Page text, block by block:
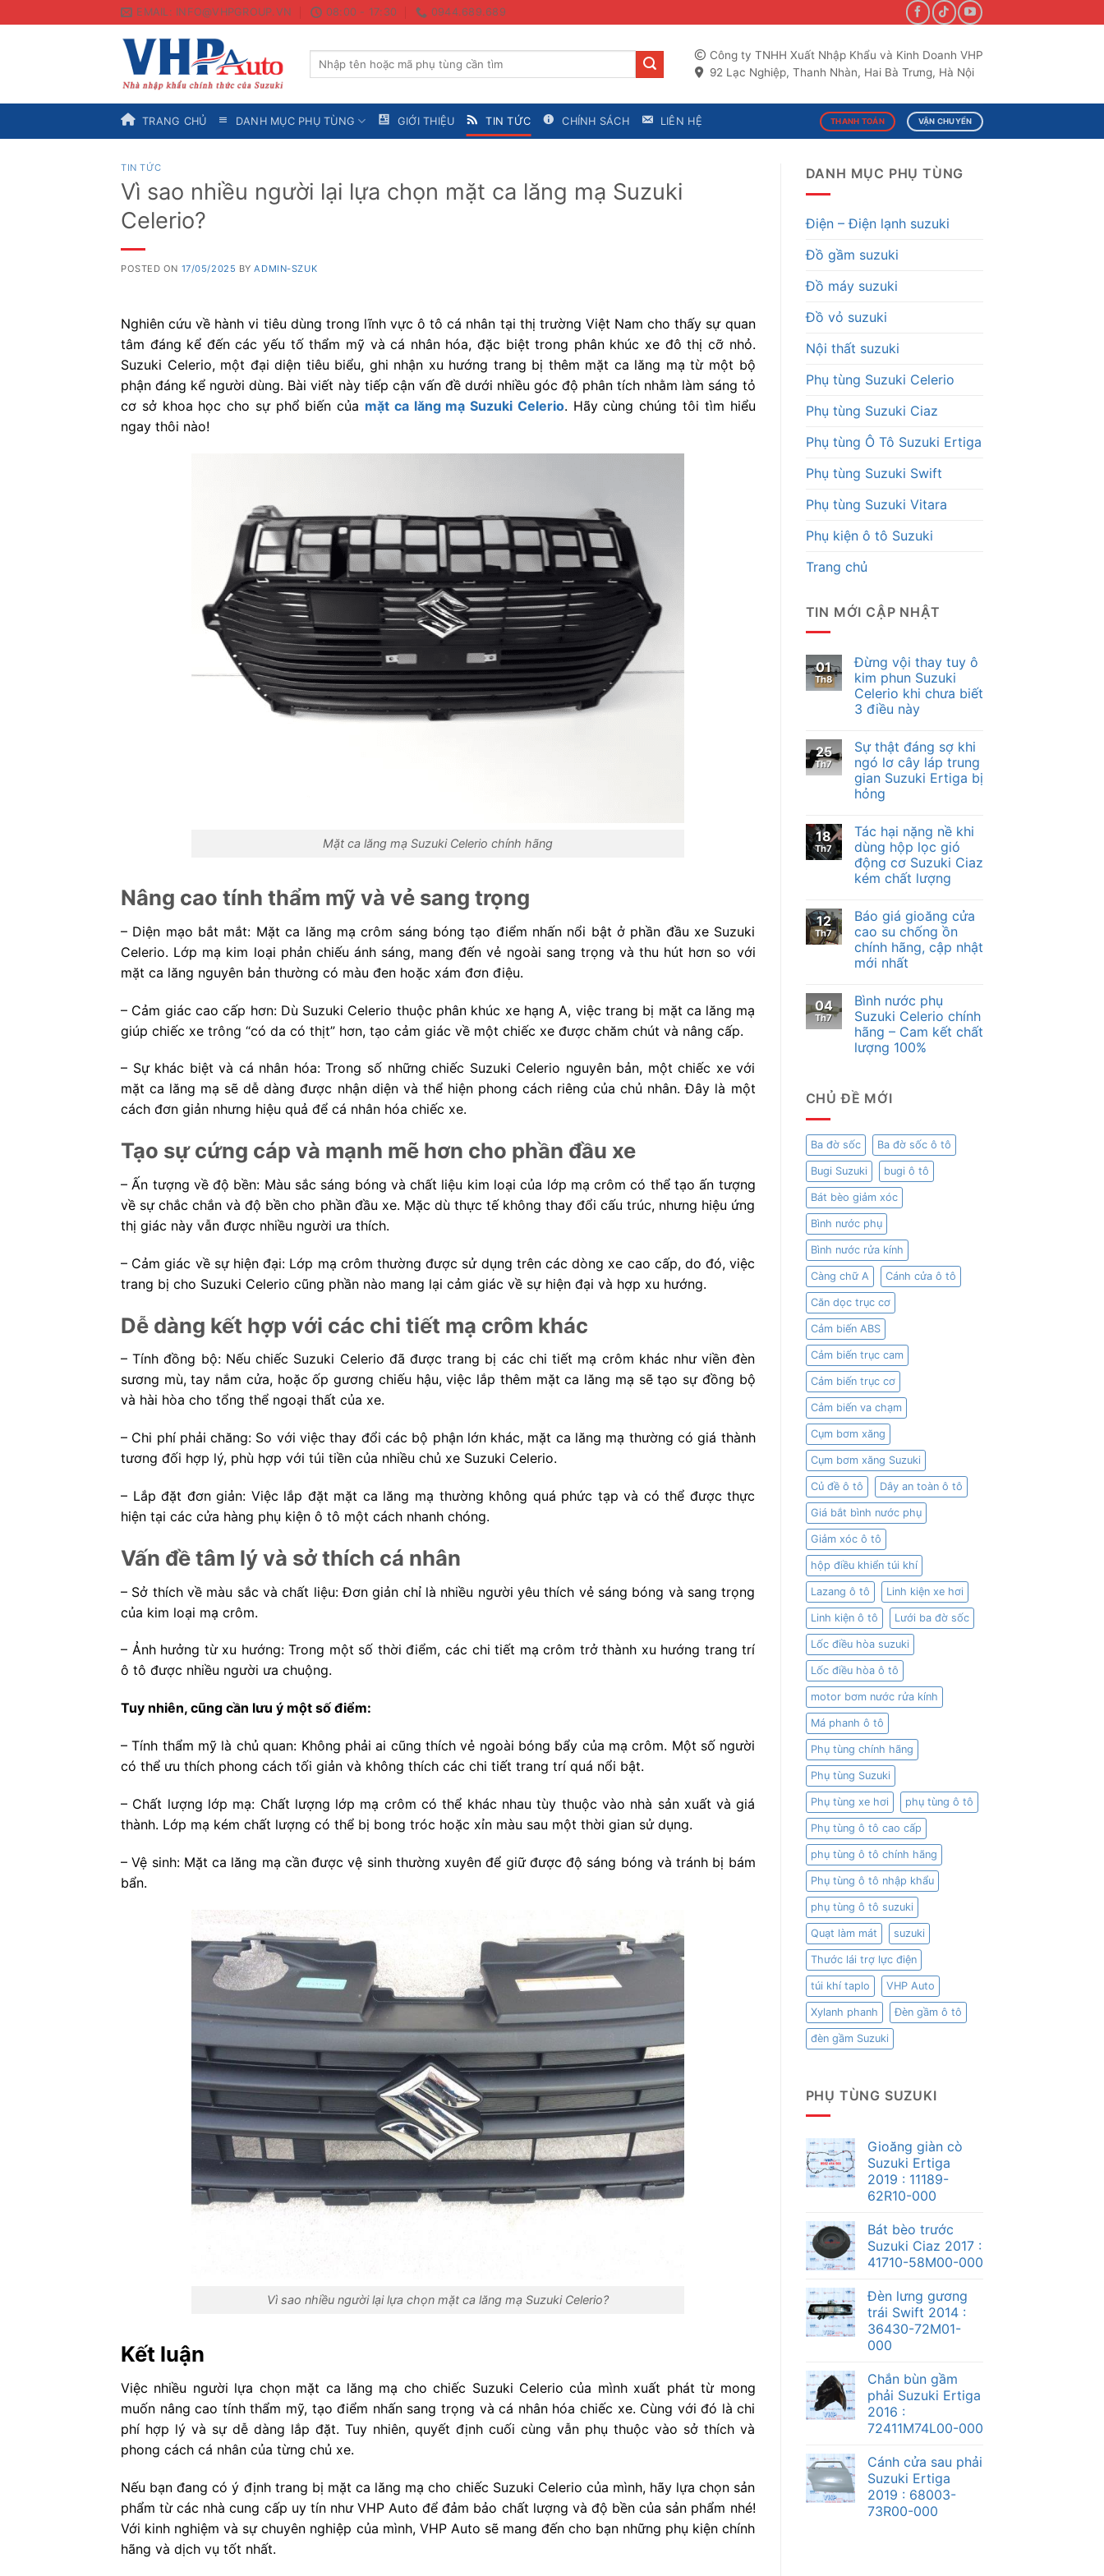
to
EMAIL: INFO@VHPGROUP.VN 08:00 - 17:30 0944.689.689
Search
Công ty TNHH Xuất Nhập Khẩu và Kinh Doanh VHP
92 Lạc Nghiệp, Thanh Nhàn, Hai Bà Trưng, Hà Nội
TRANG CHỦ DANH MỤC PHỤ TÙNG GIỚI THIỆU TIN TỨC CHÍNH SÁCH LIÊN HỆ THANH TOÁN VẬN CHUYỂN
TIN TỨC
Vì sao nhiều người lại lựa chọn mặt ca lăng mạ Suzuki
Celerio?
POSTED ON 17/05/2025 BYADMIN-SZUK
Nghiên cứu về hành vi tiêu dùng trong lĩnh vực ô tô cá nhân tại thị trường Việt Nam cho thấy sự quan
tâm đáng kể đến các yếu tố thẩm mỹ và cá nhân hóa, đặc biệt trong phân khúc xe đô thị cỡ nhỏ.
Suzuki Celerio, một đại diện tiêu biểu, ghi nhận xu hướng trang bị thêm mặt ca lăng mạ từ một bộ
phận đáng kể người dùng. Bài viết này tiếp cận vấn đề dưới nhiều góc độ phân tích nhằm làm sáng tỏ
cơ sở khoa học cho sự phổ biến của mặt ca lăng mạ Suzuki Celerio. Hãy cùng chúng tôi tìm hiểu
ngay thôi nào!
Mặt ca lăng mạ Suzuki Celerio chính hãng
Nâng cao tính thẩm mỹ và vẻ sang trọng
– Diện mạo bắt mắt: Mặt ca lăng mạ crôm sáng bóng tạo điểm nhấn nổi bật ở phần đầu xe Suzuki
Celerio. Lớp mạ kim loại phản chiếu ánh sáng, mang đến vẻ ngoài sang trọng và thu hút hơn so với
mặt ca lăng nguyên bản thường có màu đen hoặc xám đơn điệu.
– Cảm giác cao cấp hơn: Dù Suzuki Celerio thuộc phân khúc xe hạng A, việc trang bị mặt ca lăng mạ
giúp chiếc xe trông “có da có thịt” hơn, tạo cảm giác về một chiếc xe được chăm chút và nâng cấp.
– Sự khác biệt và cá nhân hóa: Trong số những chiếc Suzuki Celerio nguyên bản, một chiếc xe với
mặt ca lăng mạ sẽ dễ dàng được nhận diện và thể hiện phong cách riêng của chủ nhân. Đây là một
cách đơn giản nhưng hiệu quả để cá nhân hóa chiếc xe.
Tạo sự cứng cáp và mạnh mẽ hơn cho phần đầu xe
– Ấn tượng về độ bền: Màu sắc sáng bóng và chất liệu kim loại của lớp mạ crôm có thể tạo ấn tượng
về sự chắc chắn và độ bền cho phần đầu xe. Mặc dù thực tế không thay đổi cấu trúc, nhưng hiệu ứng
thị giác này vẫn được nhiều người ưa thích.
– Cảm giác về sự hiện đại: Lớp mạ crôm thường được sử dụng trên các dòng xe cao cấp, do đó, việc
trang bị cho Suzuki Celerio cũng phần nào mang lại cảm giác về sự hiện đại và hợp xu hướng.
Dễ dàng kết hợp với các chi tiết mạ crôm khác
– Tính đồng bộ: Nếu chiếc Suzuki Celerio đã được trang bị các chi tiết mạ crôm khác như viền đèn
sương mù, tay nắm cửa, hoặc ốp gương chiếu hậu, việc lắp thêm mặt ca lăng mạ sẽ tạo sự đồng bộ
và hài hòa cho tổng thể ngoại thất của xe.
– Chi phí phải chăng: So với việc thay đổi các bộ phận lớn khác, mặt ca lăng mạ thường có giá thành
tương đối hợp lý, phù hợp với túi tiền của nhiều chủ xe Suzuki Celerio.
– Lắp đặt đơn giản: Việc lắp đặt mặt ca lăng mạ thường không quá phức tạp và có thể được thực
hiện tại các cửa hàng phụ kiện ô tô một cách nhanh chóng.
Vấn đề tâm lý và sở thích cá nhân
– Sở thích về màu sắc và chất liệu: Đơn giản chỉ là nhiều người yêu thích vẻ sáng bóng và sang trọng
của kim loại mạ crôm.
– Ảnh hưởng từ xu hướng: Trong một số thời điểm, các chi tiết mạ crôm trở thành xu hướng trang trí
ô tô được nhiều người ưa chuộng.
Tuy nhiên, cũng cần lưu ý một số điểm:
– Tính thẩm mỹ là chủ quan: Không phải ai cũng thích vẻ ngoài bóng bẩy của mạ crôm. Một số người
có thể ưu thích phong cách tối giản và không thích các chi tiết trang trí quá nổi bật.
– Chất lượng lớp mạ: Chất lượng lớp mạ crôm có thể khác nhau tùy thuộc vào nhà sản xuất và giá
thành. Lớp mạ kém chất lượng có thể bị bong tróc hoặc xỉn màu sau một thời gian sử dụng.
– Vệ sinh: Mặt ca lăng mạ cần được vệ sinh thường xuyên để giữ được độ sáng bóng và tránh bị bám
bẩn.
Vì sao nhiều người lại lựa chọn mặt ca lăng mạ Suzuki Celerio?
Kết luận
Việc nhiều người lựa chọn mặt ca lăng mạ cho chiếc Suzuki Celerio của mình xuất phát từ mong
muốn nâng cao tính thẩm mỹ, tạo điểm nhấn sang trọng và cá nhân hóa chiếc xe. Cùng với đó là chi
phí hợp lý và sự dễ dàng lắp đặt. Tuy nhiên, quyết định cuối cùng vẫn phụ thuộc vào sở thích và
phong cách cá nhân của từng chủ xe.
Nếu bạn đang có ý định trang bị mặt ca lăng mạ cho chiếc Suzuki Celerio của mình, hãy lựa chọn sản
phẩm từ các nhà cung cấp uy tín như VHP Auto để đảm bảo chất lượng và độ bền của sản phẩm nhé!
Với kinh nghiệm và sự chuyên nghiệp của mình, VHP Auto sẽ mang đến cho bạn những phụ kiện chính
hãng và dịch vụ tốt nhất.
DANH MỤC PHỤ TÙNG
Điện – Điện lạnh suzuki
Đồ gầm suzuki
Đồ máy suzuki
Đồ vỏ suzuki
Nội thất suzuki
Phụ tùng Suzuki Celerio
Phụ tùng Suzuki Ciaz
Phụ tùng Ô Tô Suzuki Ertiga
Phụ tùng Suzuki Swift
Phụ tùng Suzuki Vitara
Phụ kiện ô tô Suzuki
Trang chủ
TIN MỚI CẬP NHẬT
01
Th8
Đừng vội thay tuy ô
kim phun Suzuki
Celerio khi chưa biết
3 điều này
25
Th7
Sự thật đáng sợ khi
ngó lơ cây láp trung
gian Suzuki Ertiga bị
hỏng
18
Th7
Tác hại nặng nề khi
dùng hộp lọc gió
động cơ Suzuki Ciaz
kém chất lượng
12
Th7
Báo giá gioăng cửa
cao su chống ồn
chính hãng, cập nhật
mới nhất
04
Th7
Bình nước phụ
Suzuki Celerio chính
hãng – Cam kết chất
lượng 100%
CHỦ ĐỀ MỚI
Ba đờ sốc Ba đờ sốc ô tô
Bugi Suzuki bugi ô tô
Bát bèo giảm xóc
Bình nước phụ
Bình nước rửa kính
Càng chữ A Cánh cửa ô tô
Căn dọc trục cơ
Cảm biến ABS
Cảm biến trục cam
Cảm biến trục cơ
Cảm biến va chạm
Cụm bơm xăng
Cụm bơm xăng Suzuki
Củ đề ô tô Dây an toàn ô tô
Giá bắt bình nước phụ
Giảm xóc ô tô
hộp điều khiển túi khí
Lazang ô tô Linh kiện xe hơi
Linh kiện ô tô Lưới ba đờ sốc
Lốc điều hòa suzuki
Lốc điều hòa ô tô
motor bơm nước rửa kính
Má phanh ô tô
Phụ tùng chính hãng
Phụ tùng Suzuki
Phụ tùng xe hơi phụ tùng ô tô
Phụ tùng ô tô cao cấp
phụ tùng ô tô chính hãng
Phụ tùng ô tô nhập khẩu
phụ tùng ô tô suzuki
Quạt làm mát suzuki
Thước lái trợ lực điện
túi khí taplo VHP Auto
Xylanh phanh Đèn gầm ô tô
đèn gầm Suzuki
PHỤ TÙNG SUZUKI
Gioăng giàn cò
Suzuki Ertiga
2019 : 11189-
62R10-000
Bát bèo trước
Suzuki Ciaz 2017 :
41710-58M00-000
Đèn lưng gương
trái Swift 2014 :
36430-72M01-
000
Chắn bùn gầm
phải Suzuki Ertiga
2016 :
72411M74L00-000
Cánh cửa sau phải
Suzuki Ertiga
2019 : 68003-
73R00-000